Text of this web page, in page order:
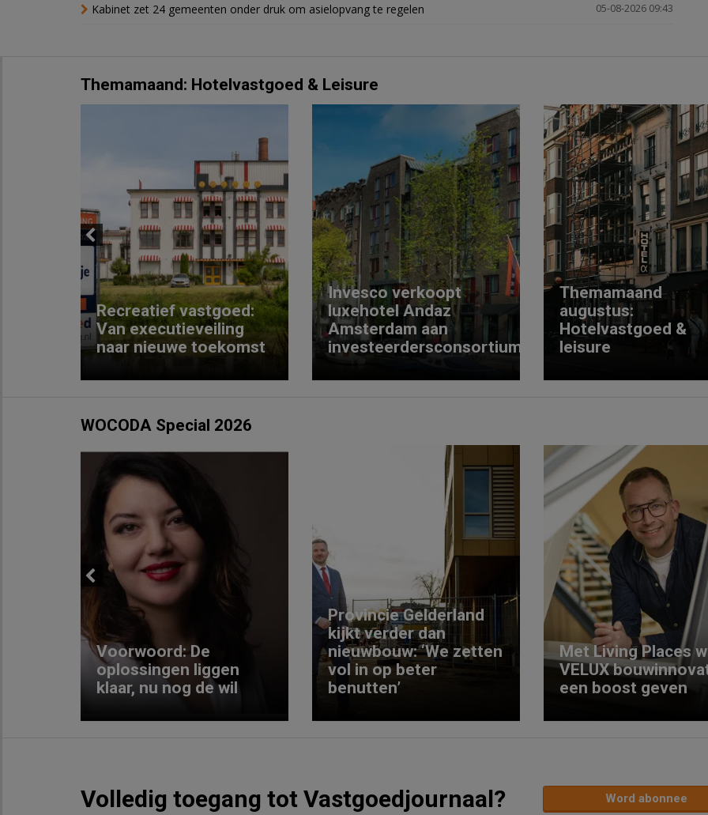
05-08-2026 09:43
Kabinet zet 24 gemeenten onder druk om asielopvang te regelen
Themamaand: Hotelvastgoed & Leisure
Previous
Recreatief vastgoed:
Van executieveiling
naar nieuwe toekomst
Invesco verkoopt
luxehotel Andaz
Amsterdam aan
investeerdersconsortium
Themamaand
augustus:
Hotelvastgoed &
leisure
WOCODA Special 2026
Previous
Voorwoord: De
oplossingen liggen
klaar, nu nog de wil
Provincie Gelderland
kijkt verder dan
nieuwbouw: ‘We zetten
vol in op beter
benutten’
Met Living Places
VELUX
een boost geven
Volledig toegang tot Vastgoedjournaal? Word abonnee